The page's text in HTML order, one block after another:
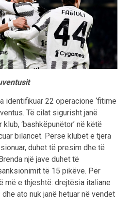
identifikuar 22 operacione ‘fitime
Të cilat sigurisht janë
‘bashkëpunëtor’ në këtë
bilancet. Përse klubet e tjera
duhet të presim dhe të
një jave duhet të
të 15 pikëve. Për
më e thjeshtë: drejtësia italiane
ato nuk janë hetuar në vendet